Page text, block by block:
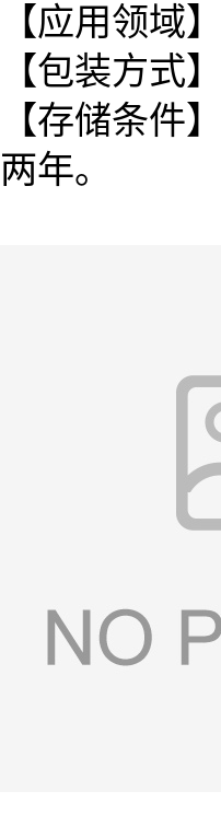
【应用领域
【包装方式
【存储条件
两年。